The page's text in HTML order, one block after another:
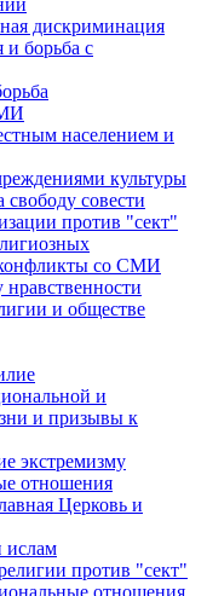
дискриминация
борьба с
населением и
культуры
совести
против "сект"
со СМИ
и обществе
и
и призывы к
экстремизму
отношения
Церковь и
ислам
против "сект"